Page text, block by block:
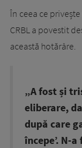
În ceea ce
CRBL a povestit
această hotărâre.
„A fost și
eliberare,
după care
începe’. N-